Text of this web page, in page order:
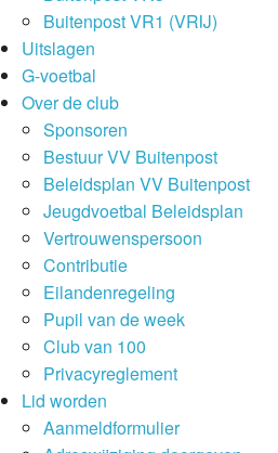
Buitenpost VR1 (VRIJ)
Uitslagen
G-voetbal
Over de club
Sponsoren
Bestuur VV Buitenpost
Beleidsplan VV Buitenpost
Jeugdvoetbal Beleidsplan
Vertrouwenspersoon
Contributie
Eilandenregeling
Pupil van de week
Club van 100
Privacyreglement
Lid worden
Aanmeldformulier